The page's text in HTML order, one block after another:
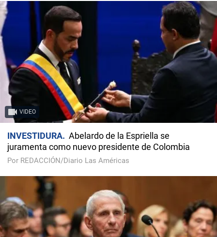
VIDEO
INVESTIDURA
Abelardo de la Espriella se
juramenta como nuevo presidente de Colombia
Por REDACCIÓN/Diario Las Américas